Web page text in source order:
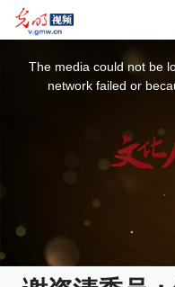
The media could not be
network failed or